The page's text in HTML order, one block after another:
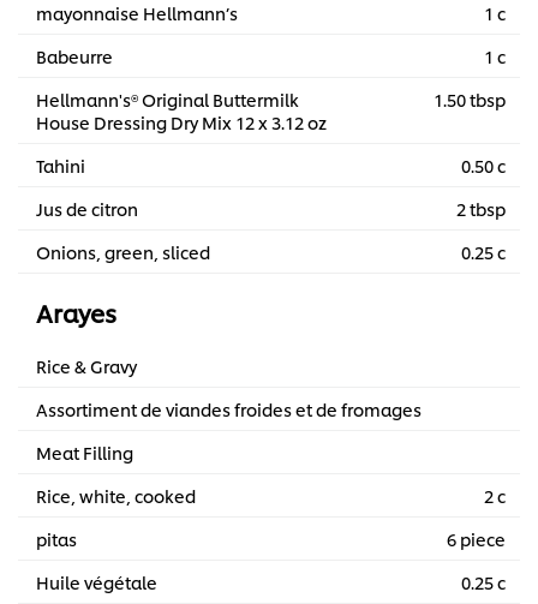
mayonnaise Hellmann’s
1 c
Babeurre
1 c
Hellmann's® Original Buttermilk
House Dressing Dry Mix 12 x 3.12 oz
1.50 tbsp
Tahini
0.50 c
Jus de citron
2 tbsp
Onions, green, sliced
0.25 c
Arayes
Rice & Gravy
Assortiment de viandes froides et de fromages
Meat Filling
Rice, white, cooked
2 c
pitas
6 piece
Huile végétale
0.25 c